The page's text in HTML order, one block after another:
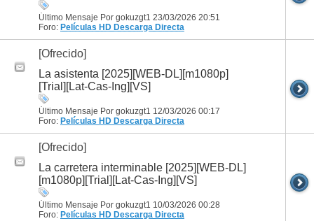
Último Mensaje Por gokuzgt1 23/03/2026 20:51
Foro: Películas HD Descarga Directa
[Ofrecido]
La asistenta [2025][WEB-DL][m1080p]
[Trial][Lat-Cas-Ing][VS]
Último Mensaje Por gokuzgt1 12/03/2026 00:17
Foro: Películas HD Descarga Directa
[Ofrecido]
La carretera interminable [2025][WEB-DL]
[m1080p][Trial][Lat-Cas-Ing][VS]
Último Mensaje Por gokuzgt1 10/03/2026 00:28
Foro: Películas HD Descarga Directa